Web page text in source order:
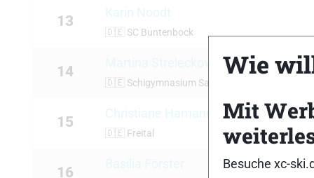
13
Karin Noodt
🇩🇪 SC Buntenbock
14
🇩🇪 Schigymnasium Saalfelden
15
Christiane Hamann
🇩🇪 Freital
16
Wie
Mit
Besuche xc-